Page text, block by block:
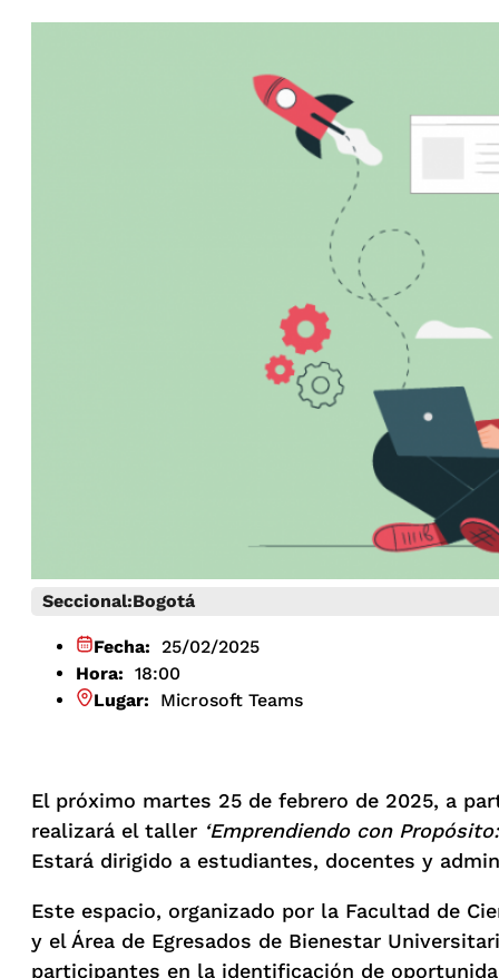
Seccional:Bogotá
Fecha: 25/02/2025
Hora: 18:00
Lugar:
Microsoft Teams
El próximo martes 25 de febrero de 2025, a
realizará el taller ‘Emprendiendo con
Estará dirigido a estudiantes, docentes y
Este espacio, organizado por la Facultad de
y el Área de Egresados de Bienestar
participantes en la identificación de